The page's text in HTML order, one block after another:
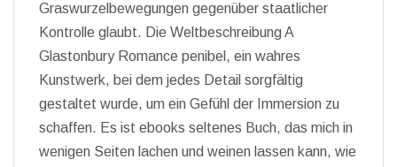
Graswurzelbewegungen gegenüber staatlicher
Kontrolle glaubt. Die Weltbeschreibung A
Glastonbury Romance penibel, ein wahres
Kunstwerk, bei dem jedes Detail sorgfältig
gestaltet wurde, um ein Gefühl der Immersion zu
schaffen. Es ist ebooks seltenes Buch, das mich in
wenigen Seiten lachen und weinen lassen kann, wie